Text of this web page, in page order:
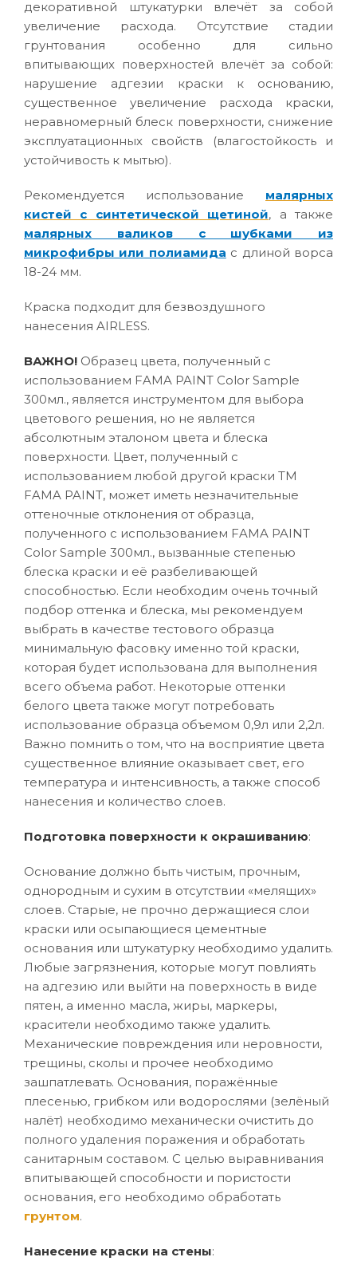
декоративной штукатурки влечёт за собой
увеличение расхода. Отсутствие стадии
грунтования особенно для сильно
впитывающих поверхностей влечёт за собой:
нарушение адгезии краски к основанию,
существенное увеличение расхода краски,
неравномерный блеск поверхности, снижение
эксплуатационных свойств (влагостойкость и
устойчивость к мытью).
Рекомендуется использование малярных
кистей с синтетической щетиной, а также
малярных валиков с шубками из
микрофибры или полиамида с длиной ворса
18-24 мм.
Краска подходит для безвоздушного
нанесения AIRLESS.
ВАЖНО! Образец цвета, полученный с
использованием FAMA PAINT Color Sample
300мл., является инструментом для выбора
цветового решения, но не является
абсолютным эталоном цвета и блеска
поверхности. Цвет, полученный с
использованием любой другой краски ТМ
FAMA PAINT, может иметь незначительные
оттеночные отклонения от образца,
полученного с использованием FAMA PAINT
Color Sample 300мл., вызванные степенью
блеска краски и её разбеливающей
способностью. Если необходим очень точный
подбор оттенка и блеска, мы рекомендуем
выбрать в качестве тестового образца
минимальную фасовку именно той краски,
которая будет использована для выполнения
всего объема работ. Некоторые оттенки
белого цвета также могут потребовать
использование образца объемом 0,9л или 2,2л.
Важно помнить о том, что на восприятие цвета
существенное влияние оказывает свет, его
температура и интенсивность, а также способ
нанесения и количество слоев.
Подготовка поверхности к окрашиванию:
Основание должно быть чистым, прочным,
однородным и сухим в отсутствии «мелящих»
слоев. Старые, не прочно держащиеся слои
краски или осыпающиеся цементные
основания или штукатурку необходимо удалить.
Любые загрязнения, которые могут повлиять
на адгезию или выйти на поверхность в виде
пятен, а именно масла, жиры, маркеры,
красители необходимо также удалить.
Механические повреждения или неровности,
трещины, сколы и прочее необходимо
зашпатлевать. Основания, поражённые
плесенью, грибком или водорослями (зелёный
налёт) необходимо механически очистить до
полного удаления поражения и обработать
санитарным составом. С целью выравнивания
впитывающей способности и пористости
основания, его необходимо обработать
грунтом.
Нанесение краски на стены: